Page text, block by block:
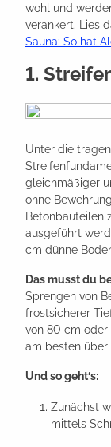
wohl und
verankert. Lies
Sauna: So hat
1.
Unter die
gleichmäßiger
ohne
Betonbauteilen
ausgeführt
cm dünne
Das musst du
Sprengen von
frostsicherer
von 80 cm oder
am besten über
Und so geht‘s:
Zunächst
mittels